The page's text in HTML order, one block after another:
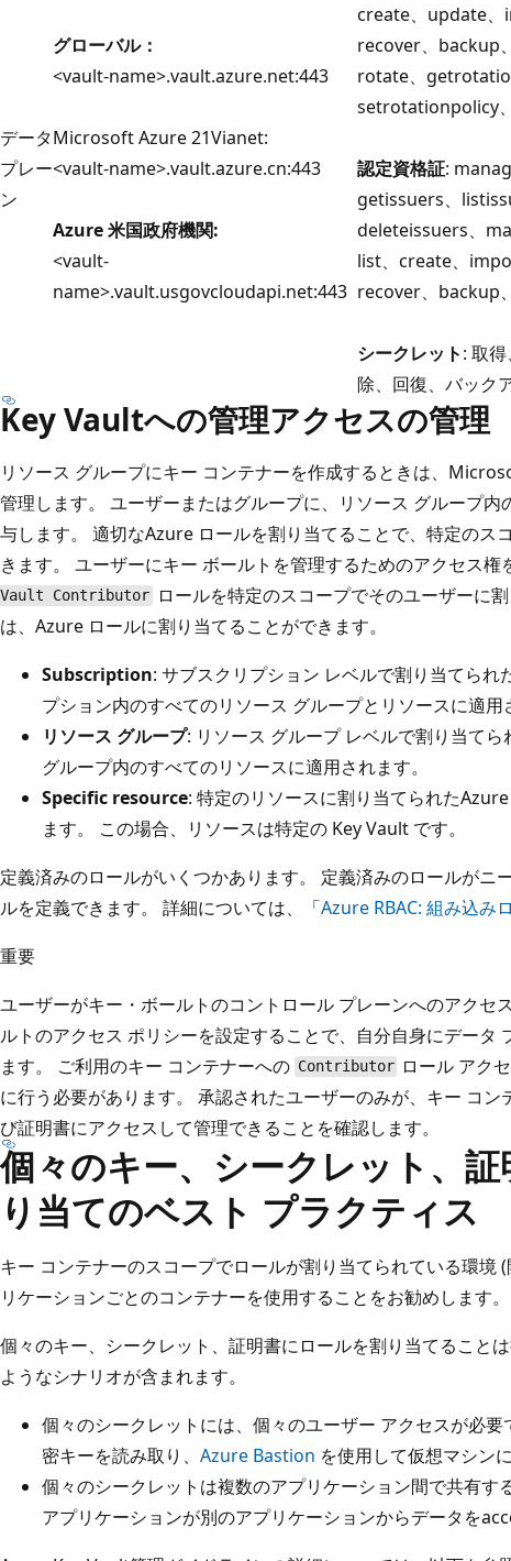
データ
プレー
ン
グローバル：
<vault-name>.vault.azure.net:443
Microsoft Azure 21Vianet:
<vault-name>.vault.azure.cn:443
Azure 米国政府機関:
<vault-
name>.vault.usgovcloudapi.net:443
create、update、
recover、backup
rotate、
setrotationpolicy
認定資格証:
getissuers、
deleteissuers、
list、create、
recover、backup
シークレット: 取
除、回復、バック
Key Vaultへの管理アクセスの管理
リソース グループにキー コンテナーを作成するときは、
管理します。 ユーザーまたはグループに、リソース グループ
与します。 適切なAzure ロールを割り当てることで、特定のス
きます。 ユーザーにキー ボールトを管理するためのアクセス
Vault Contributor
ロールを特定のスコープでそのユーザーに
は、Azure ロールに割り当てることができます。
Subscription: サブスクリプション レベルで割り当てられ
プション内のすべてのリソース グループとリソースに適用
リソース グループ: リソース グループ レベルで割り当て
グループ内のすべてのリソースに適用されます。
Specific resource: 特定のリソースに割り当てられた
ます。 この場合、リソースは特定の Key Vault です。
定義済みのロールがいくつかあります。 定義済みのロールがニ
ルを定義できます。 詳細については、「Azure RBAC: 組み込み
重要
ユーザーがキー・ボールトのコントロール プレーンへのアクセ
ルトのアクセス ポリシーを設定することで、自分自身にデータ
ます。 ご利用のキー コンテナーへの Contributor ロール アク
に行う必要があります。 承認されたユーザーのみが、キー コン
び証明書にアクセスして管理できることを確認します。
個々のキー、シークレット、
り当てのベスト プラクティス
キー コンテナーのスコープでロールが割り当てられている環境
リケーションごとのコンテナーを使用することをお勧めします。
個々のキー、シークレット、証明書にロールを割り当てること
ようなシナリオが含まれます。
個々のシークレットには、個々のユーザー アクセスが必
密キーを読み取り、 Azure Bastion を使用して仮想マシン
個々のシークレットは複数のアプリケーション間で共有す
アプリケーションが別のアプリケーションからデータを